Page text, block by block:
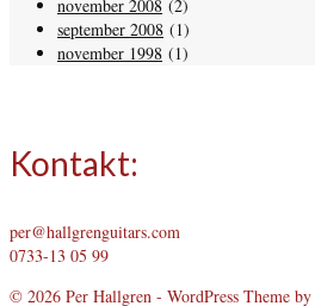
november 2008 (2)
september 2008 (1)
november 1998 (1)
Kontakt:
per@hallgrenguitars.com
0733-13 05 99
© 2026 Per Hallgren - WordPress Theme by